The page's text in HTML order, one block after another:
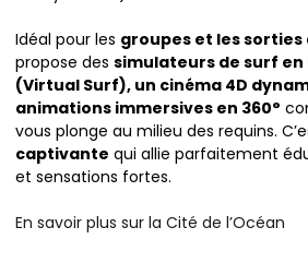
Idéal pour les groupes et les sorties
propose des simulateurs de surf
(Virtual Surf), un cinéma 4D
animations immersives en 360°
vous plonge au milieu des requins.
captivante qui allie parfaitement
et sensations fortes.
En savoir plus sur la Cité de l’Océan